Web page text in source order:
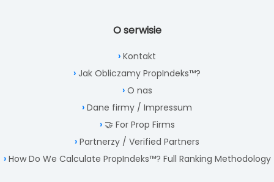
O serwisie
Kontakt
Jak Obliczamy PropIndeks™?
O nas
Dane firmy / Impressum
🤝 For Prop Firms
Partnerzy / Verified Partners
How Do We Calculate PropIndeks™? Full Ranking Methodology